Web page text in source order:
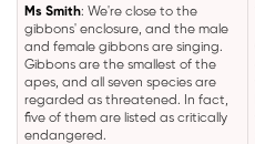
Ms Smith: We're close to the
gibbons' enclosure, and the male
and female gibbons are singing.
Gibbons are the smallest of the
apes, and all seven species are
regarded as threatened. In fact,
five of them are listed as critically
endangered.